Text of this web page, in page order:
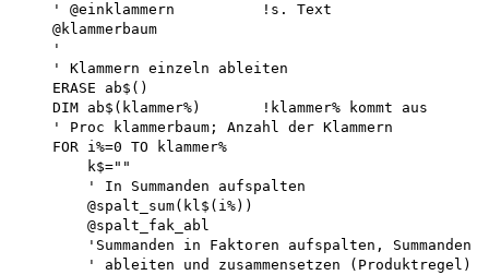
    ' @einklammern          !s. Text
    @klammerbaum
    '
    ' Klammern einzeln ableiten
    ERASE ab$()
    DIM ab$(klammer%)       !klammer% kommt aus
    ' Proc klammerbaum; Anzahl der Klammern
    FOR i%=0 TO klammer%
        k$=""
        ' In Summanden aufspalten
        @spalt_sum(kl$(i%))
        @spalt_fak_abl
        'Summanden in Faktoren aufspalten, Summanden
        ' ableiten und zusammensetzen (Produktregel)